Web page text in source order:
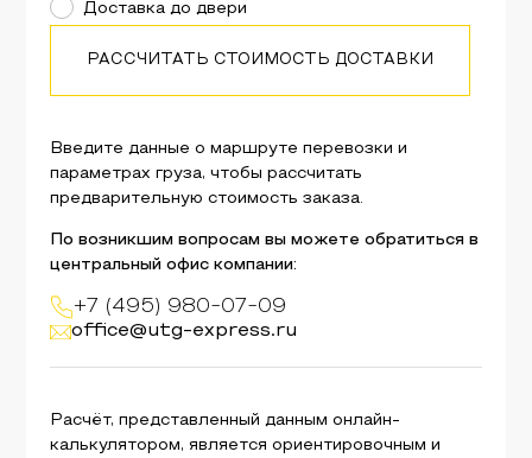
Введите данные о маршруте перевозки и
параметрах груза, чтобы рассчитать
предварительную стоимость заказа.
По возникшим вопросам вы можете обратиться в
центральный офис компании:
+7 (495) 980-07-09
office@utg-express.ru
Расчёт, представленный данным онлайн-
калькулятором, является ориентировочным и
Доставка до двери
РАССЧИТАТЬ СТОИМОСТЬ ДОСТАВКИ